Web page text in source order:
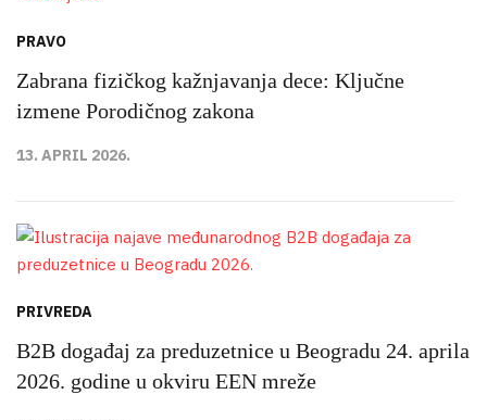
PRAVO
Zabrana fizičkog kažnjavanja dece: Ključne
izmene Porodičnog zakona
13. APRIL 2026.
PRIVREDA
B2B događaj za preduzetnice u Beogradu 24. aprila
2026. godine u okviru EEN mreže